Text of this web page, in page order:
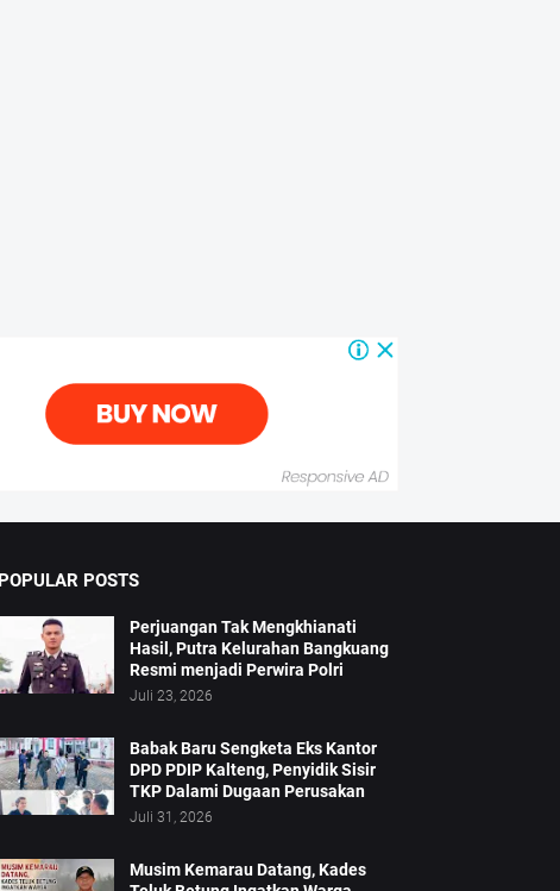
POPULAR POSTS
Perjuangan Tak Mengkhianati
Hasil, Putra Kelurahan Bangkuang
Resmi menjadi Perwira Polri
Juli 23, 2026
Babak Baru Sengketa Eks Kantor
DPD PDIP Kalteng, Penyidik Sisir
TKP Dalami Dugaan Perusakan
Juli 31, 2026
Musim Kemarau Datang, Kades